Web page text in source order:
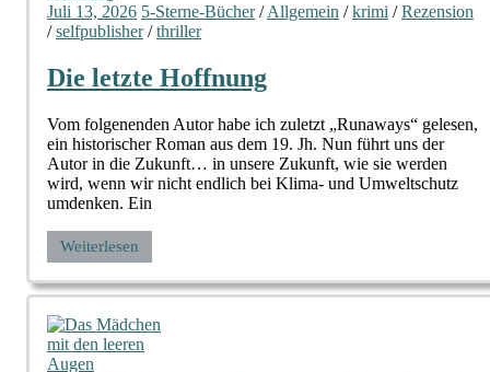
Juli 13, 2026 5-Sterne-Bücher/Allgemein /krimi /Rezension
/selfpublisher/thriller
Die letzte Hoffnung
Vom folgenenden Autor habe ich zuletzt „Runaways“ gelesen,
ein historischer Roman aus dem 19. Jh. Nun führt uns der
Autor in die Zukunft… in unsere Zukunft, wie sie werden
wird, wenn wir nicht endlich bei Klima- und Umweltschutz
umdenken. Ein
Weiterlesen